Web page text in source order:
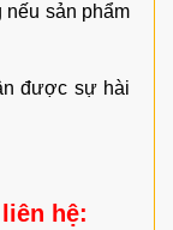
nếu sản phẩm
được sự hài
hệ: